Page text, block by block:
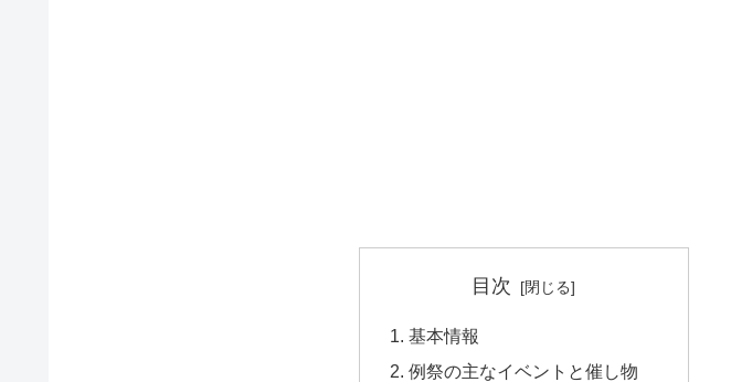
目次
基本情報
例祭の主なイベントと催し物